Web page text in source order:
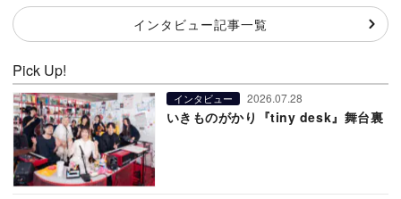
インタビュー記事一覧
Pick Up!
インタビュー 2026.07.28
いきものがかり『tiny desk』舞台裏